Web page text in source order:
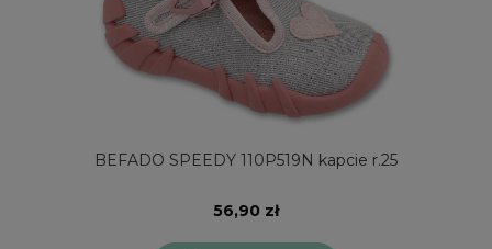
BEFADO SPEEDY 110P519N kapcie r.25
56,90 zł